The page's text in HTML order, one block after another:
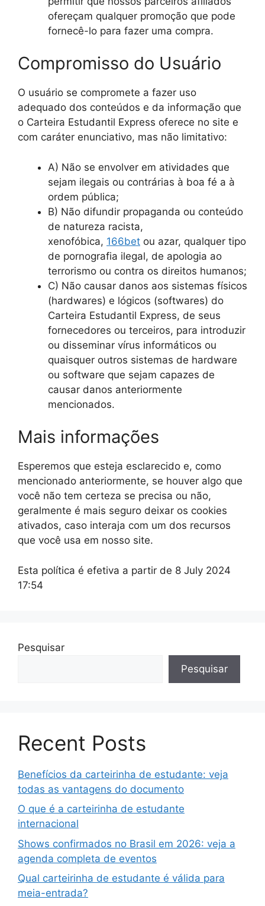
ofereçam qualquer promoção que pode
fornecê-lo para fazer uma compra.
Compromisso do Usuário
O usuário se compromete a fazer uso
adequado dos conteúdos e da informação que
o Carteira Estudantil Express oferece no site e
com caráter enunciativo, mas não limitativo:
A) Não se envolver em atividades que
sejam ilegais ou contrárias à boa fé a à
ordem pública;
B) Não difundir propaganda ou conteúdo
de natureza racista,
xenofóbica, 166bet ou azar, qualquer tipo
de pornografia ilegal, de apologia ao
terrorismo ou contra os direitos humanos;
C) Não causar danos aos sistemas físicos
(hardwares) e lógicos (softwares) do
Carteira Estudantil Express, de seus
fornecedores ou terceiros, para introduzir
ou disseminar vírus informáticos ou
quaisquer outros sistemas de hardware
ou software que sejam capazes de
causar danos anteriormente
mencionados.
Mais informações
Esperemos que esteja esclarecido e, como
mencionado anteriormente, se houver algo que
você não tem certeza se precisa ou não,
geralmente é mais seguro deixar os cookies
ativados, caso interaja com um dos recursos
que você usa em nosso site.
Esta política é efetiva a partir de 8 July 2024
17:54
Pesquisar
Pesquisar
Recent Posts
Benefícios da carteirinha de estudante: veja
todas as vantagens do documento
O que é a carteirinha de estudante
internacional
Shows confirmados no Brasil em 2026: veja a
agenda completa de eventos
Qual carteirinha de estudante é válida para
meia-entrada?